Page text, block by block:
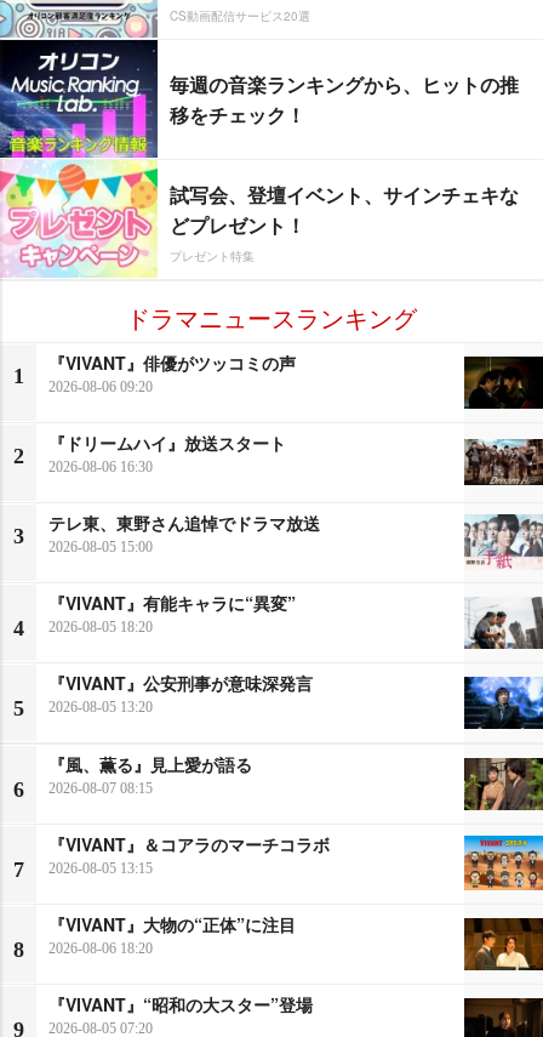
CS動画配信サービス20選
毎週の音楽ランキングから、ヒットの推
移をチェック！
試写会、登壇イベント、サインチェキな
どプレゼント！
プレゼント特集
ドラマニュースランキング
1
『VIVANT』俳優がツッコミの声
2026-08-06 09:20
2
『ドリームハイ』放送スタート
2026-08-06 16:30
3
テレ東、東野さん追悼でドラマ放送
2026-08-05 15:00
4
『VIVANT』有能キャラに“異変”
2026-08-05 18:20
5
『VIVANT』公安刑事が意味深発言
2026-08-05 13:20
6
『風、薫る』見上愛が語る
2026-08-07 08:15
7
『VIVANT』＆コアラのマーチコラボ
2026-08-05 13:15
8
『VIVANT』大物の“正体”に注目
2026-08-06 18:20
9
『VIVANT』“昭和の大スター”登場
2026-08-05 07:20